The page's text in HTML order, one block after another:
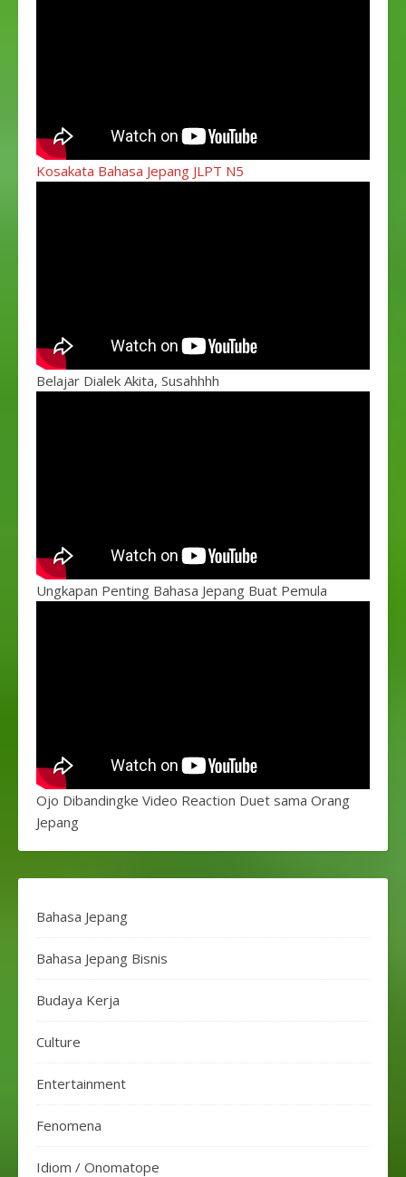
Kosakata Bahasa Jepang JLPT N5
Belajar Dialek Akita, Susahhhh
Ungkapan Penting Bahasa Jepang Buat Pemula
Ojo Dibandingke Video Reaction Duet sama Orang
Jepang
Bahasa Jepang
Bahasa Jepang Bisnis
Budaya Kerja
Culture
Entertainment
Fenomena
Idiom / Onomatope